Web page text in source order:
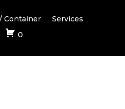
Container
Services
0